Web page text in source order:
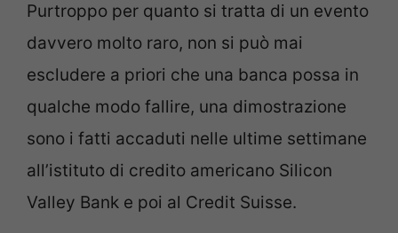
Purtroppo per quanto si tratta di un evento
davvero molto raro, non si può mai
escludere a priori che una banca possa in
qualche modo fallire, una dimostrazione
sono i fatti accaduti nelle ultime settimane
all’istituto di credito americano Silicon
Valley Bank e poi al Credit Suisse.